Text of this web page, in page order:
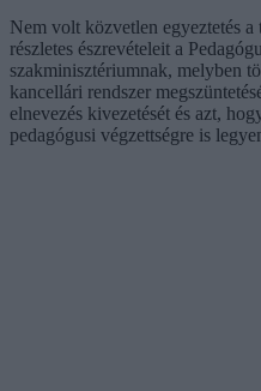
Nem volt közvetlen egyeztetés
részletes észrevételeit a
szakminisztériumnak, melyben
kancellári rendszer
elnevezés kivezetését és azt,
pedagógusi végzettségre is